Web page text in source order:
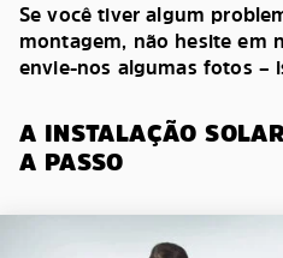
Se você tiver algum
montagem, não hesite em
envie-nos algumas fotos –
A INSTALAÇÃO
A PASSO